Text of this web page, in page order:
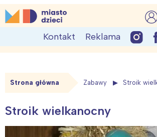
Skip
to
MiastoDzieci.pl
atrakcje dla dzieci, wydarzenia,
Kontakt Reklama
Strona główna Zabawy Stroik
Stroik wielkanocny